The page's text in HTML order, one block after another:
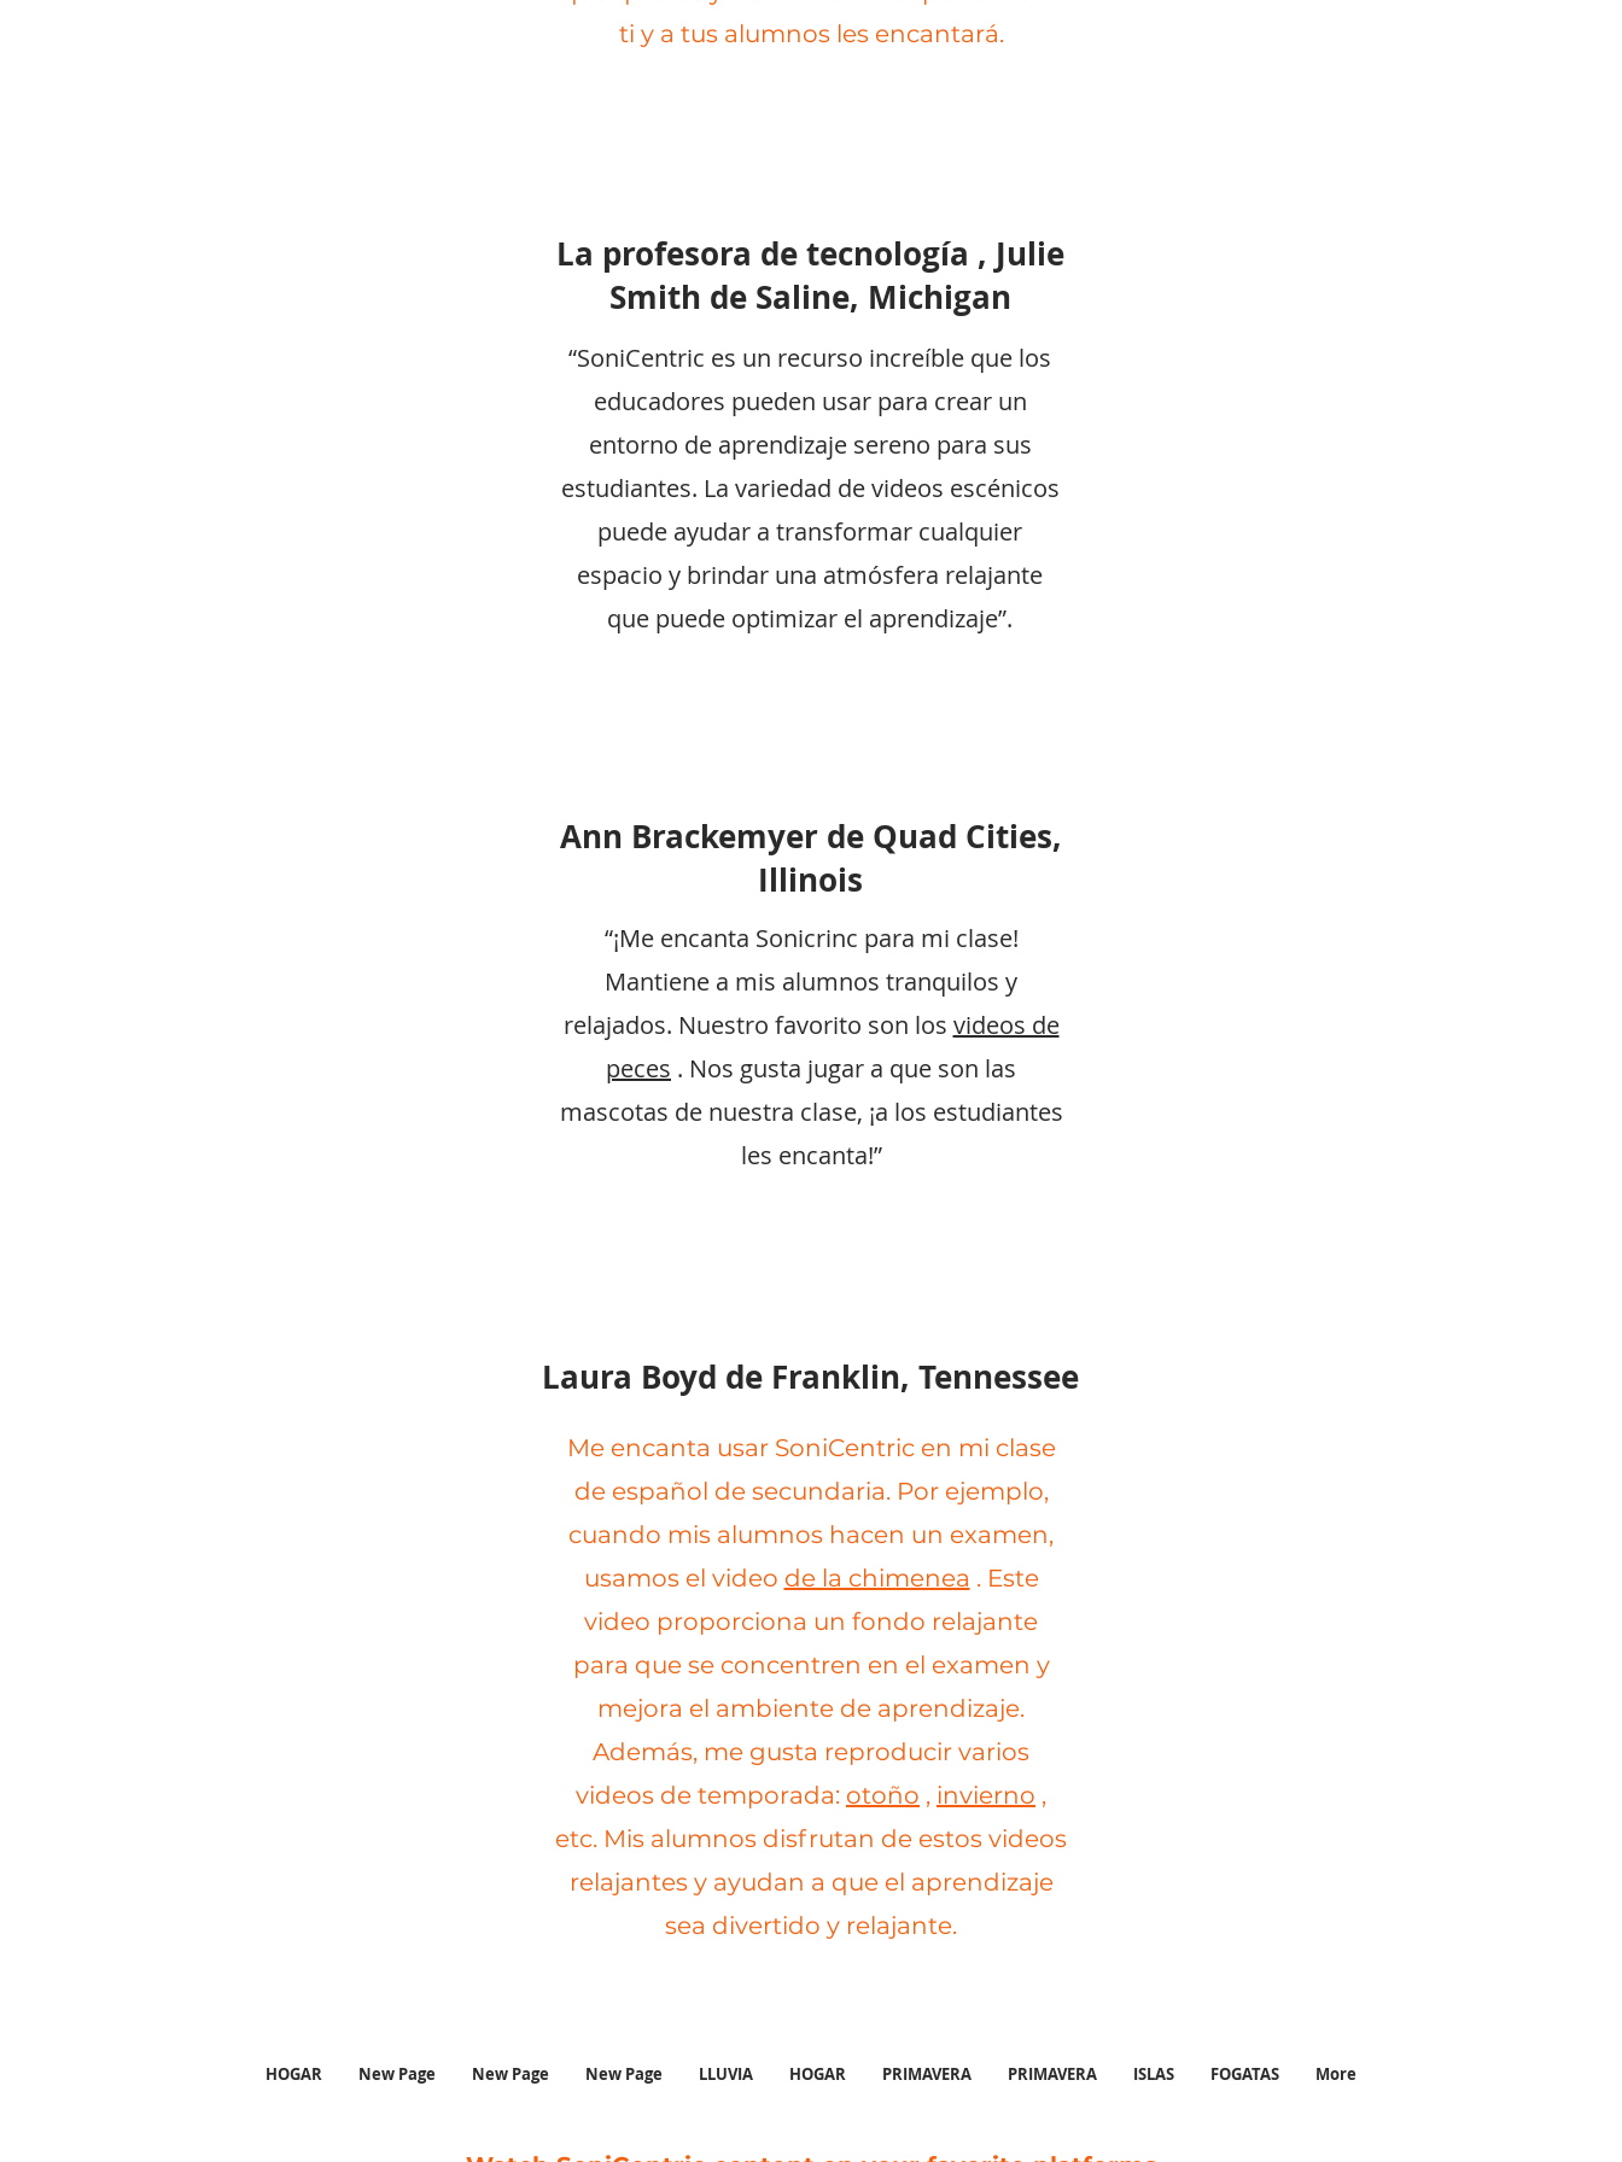
ti y a tus alumnos les encantará.
La profesora de tecnología , Julie
Smith de Saline, Michigan
“SoniCentric es un recurso increíble que los
educadores pueden usar para crear un
entorno de aprendizaje sereno para sus
estudiantes. La variedad de videos escénicos
puede ayudar a transformar cualquier
espacio y brindar una atmósfera relajante
que puede optimizar el aprendizaje”.
Ann Brackemyer de Quad Cities,
Illinois
“¡Me encanta Sonicrinc para mi clase!
Mantiene a mis alumnos tranquilos y
relajados. Nuestro favorito son los videos de
peces . Nos gusta jugar a que son las
mascotas de nuestra clase, ¡a los estudiantes
les encanta!”
Laura Boyd de Franklin, Tennessee
Me encanta usar SoniCentric en mi clase
de español de secundaria. Por ejemplo,
cuando mis alumnos hacen un examen,
usamos el video de la chimenea . Este
video proporciona un fondo relajante
para que se concentren en el examen y
mejora el ambiente de aprendizaje.
Además, me gusta reproducir varios
videos de temporada: otoño , invierno ,
etc. Mis alumnos disfrutan de estos videos
relajantes y ayudan a que el aprendizaje
sea divertido y relajante.
HOGAR New Page New Page New Page LLUVIA HOGAR PRIMAVERA PRIMAVERA ISLAS FOGATAS More